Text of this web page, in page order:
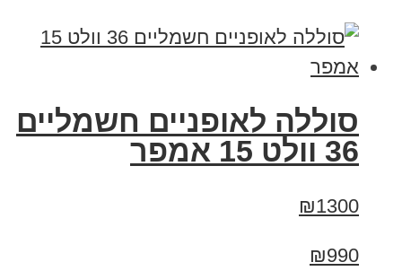
סוללה לאופניים חשמליים
36 וולט 15 אמפר
₪1300
₪990